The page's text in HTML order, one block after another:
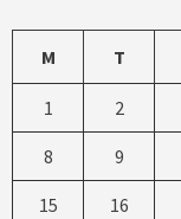
M T
1 2
8 9
15 16